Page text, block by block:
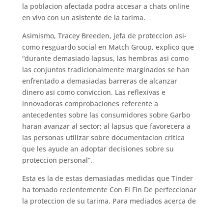
la poblacion afectada podra accesar a chats online
en vivo con un asistente de la tarima.
Asimismo, Tracey Breeden, jefa de proteccion asi­
como resguardo social en Match Group, explico que
“durante demasiado lapsus, las hembras asi como
las conjuntos tradicionalmente marginados se han
enfrentado a demasiadas barreras de alcanzar
dinero asi­ como conviccion. Las reflexivas e
innovadoras comprobaciones referente a
antecedentes sobre las consumidores sobre Garbo
haran avanzar al sector; al lapsus que favorecera a
las personas utilizar sobre documentacion critica
que les ayude an adoptar decisiones sobre su
proteccion personal”.
Esta es la de estas demasiadas medidas que Tinder
ha tomado recientemente Con El Fin De perfeccionar
la proteccion de su tarima. Para mediados acerca de